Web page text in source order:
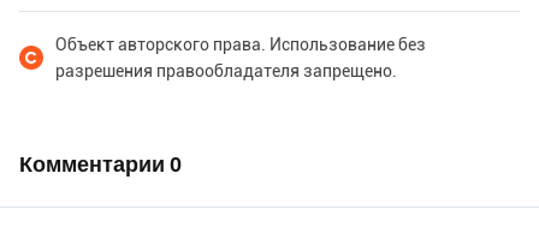
Объект авторского права. Использование без
разрешения правообладателя запрещено.
Комментарии 0